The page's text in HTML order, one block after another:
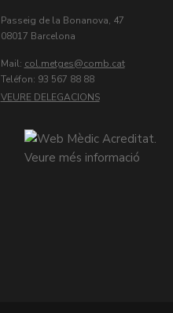
Passeig de la Bonanova, 47
08017 Barcelona
Mail: col.metges
Teléfon: 93 567 88 88
VEURE DELEGACIONS